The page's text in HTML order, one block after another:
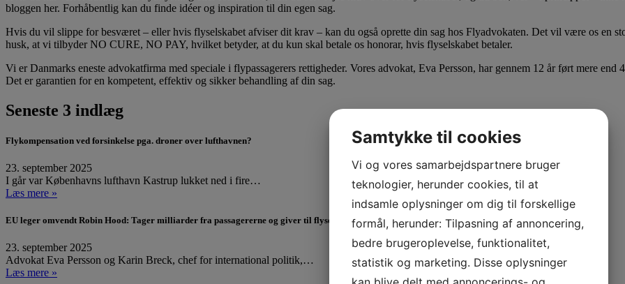
bloggen her. Forhåbentlig kan du finde idéer og inspiration til din egen sag.
Hvis du vil slippe for besværet – eller hvis flyselskabet afviser dit krav – kan du også oprette din sag hos Flyadvokaten. Det vil være os en
husk, at vi tilbyder NO CURE, NO PAY, hvilket betyder, at du kun skal betale os honorar, hvis flyselskabet betaler.
Vi er Danmarks eneste advokatfirma med speciale i flypassagerers rettigheder. Vores advokat, Eva Persson, har gennem 12 år ført mere
Det er garantien for en kompetent, effektiv og sikker behandling af din sag.
Seneste 3 indlæg
Flykompensation ved forsinkelse pga. droner over lufthavnen?
23. september 2025
I går var Københavns lufthavn Kastrup lukket ned i fire…
Læs mere »
EU leger omvendt Robin Hood: Tager milliarder fra passagererne og giver til flyselskaberne
23. september 2025
Advokat Eva Persson og Karin Breck, chef for international politik,…
Læs mere »
Samtykke til cookies
Vi og vores samarbejdspartnere bruger
teknologier, herunder cookies, til at
indsamle oplysninger om dig til forskellige
formål, herunder: Tilpasning af annoncering,
bedre brugeroplevelse, funktionalitet,
statistik og marketing. Disse oplysninger